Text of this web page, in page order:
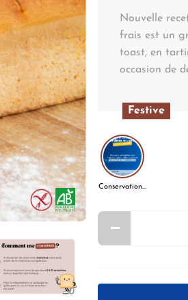
Nouvelle
frais est un
toast, en
occasion de
Festive
Conservation fortes